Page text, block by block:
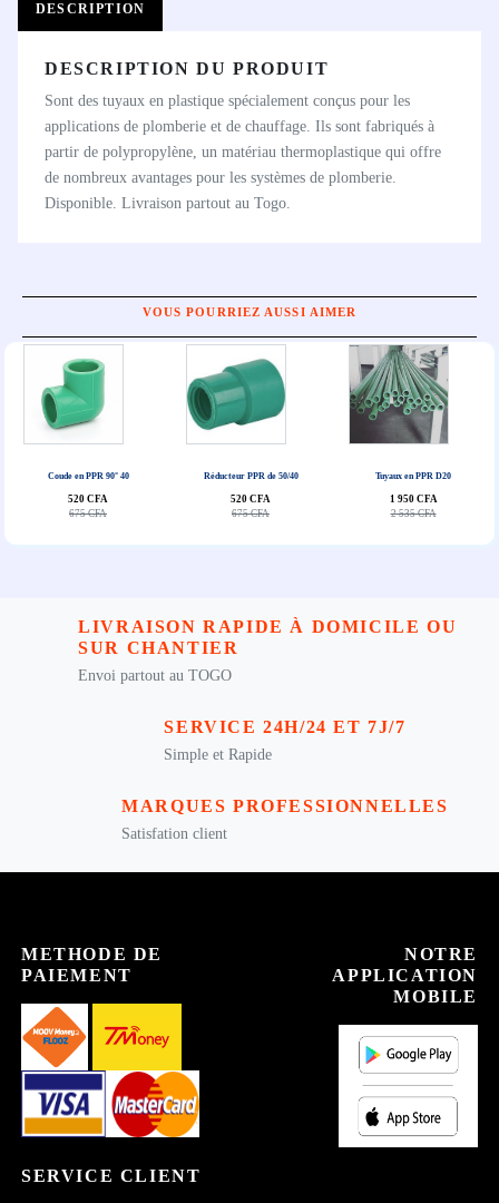
DESCRIPTION
DESCRIPTION DU PRODUIT
Sont des tuyaux en plastique spécialement conçus pour les
applications de plomberie et de chauffage. Ils sont fabriqués à
partir de polypropylène, un matériau thermoplastique qui offre
de nombreux avantages pour les systèmes de plomberie.
Disponible. Livraison partout au Togo.
VOUS POURRIEZ AUSSI AIMER
Coude en PPR 90° 40
520 CFA
675 CFA
Réducteur PPR de 50/40
520 CFA
675 CFA
Tuyaux en PPR D20
1 950 CFA
2 535 CFA
LIVRAISON RAPIDE À DOMICILE OU
SUR CHANTIER
Envoi partout au TOGO
SERVICE 24H/24 ET 7J/7
Simple et Rapide
MARQUES PROFESSIONNELLES
Satisfation client
METHODE DE
PAIEMENT
NOTRE
APPLICATION
MOBILE
SERVICE CLIENT